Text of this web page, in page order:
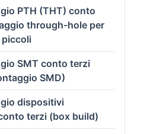
PTH (THT) conto
through-hole per
SMT conto terzi
SMD)
dispositivi
terzi (box build)